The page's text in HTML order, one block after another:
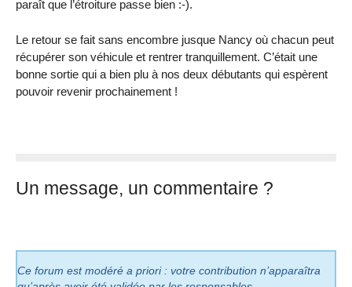
paraît que l’étroiture passe bien :-).
Le retour se fait sans encombre jusque Nancy où chacun peut
récupérer son véhicule et rentrer tranquillement. C’était une
bonne sortie qui a bien plu à nos deux débutants qui espèrent
pouvoir revenir prochainement !
Un message, un commentaire ?
Ce forum est modéré a priori : votre contribution n’apparaîtra